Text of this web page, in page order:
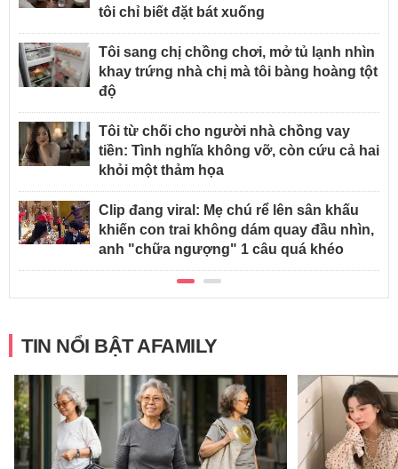
tôi chỉ biết đặt bát xuống
Tôi sang chị chồng chơi, mở tủ lạnh nhìn
khay trứng nhà chị mà tôi bàng hoàng tột
độ
Tôi từ chối cho người nhà chồng vay
tiền: Tình nghĩa không vỡ, còn cứu cả hai
khỏi một thảm họa
Clip đang viral: Mẹ chú rể lên sân khấu
khiến con trai không dám quay đầu nhìn,
anh "chữa ngượng" 1 câu quá khéo
TIN NỔI BẬT AFAMILY